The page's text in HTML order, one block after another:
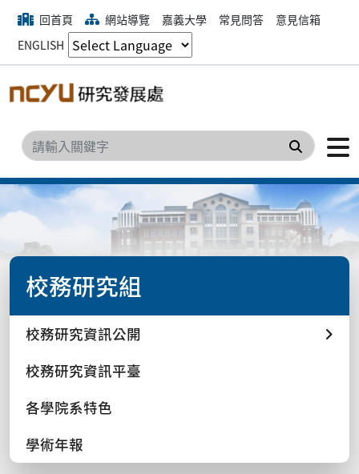
回首頁 網站導覽 嘉義大學 常見問答
意見信箱
ENGLISH
搜尋
校務研究組
校務研究資訊公開
校務研究資訊平臺
各學院系特色
學術年報